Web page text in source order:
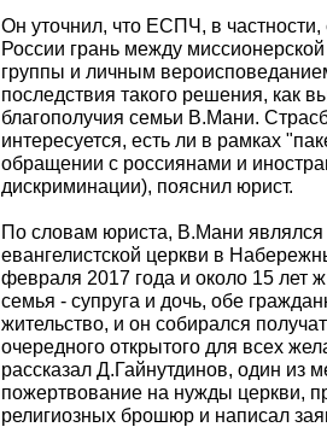
Он уточнил, что ЕСПЧ, в
России грань между
группы и личным
последствия такого решения, как
благополучия семьи В.Мани.
интересуется, есть ли в рамках
обращении с россиянами и
дискриминации), пояснил юрист.
По словам юриста, В.Мани
евангелистской церкви в
февраля 2017 года и около 15 лет
семья - супруга и дочь, обе
жительство, и он собирался
очередного открытого для всех
рассказал Д.Гайнутдинов, один из
пожертвование на нужды церкви,
религиозных брошюр и написал